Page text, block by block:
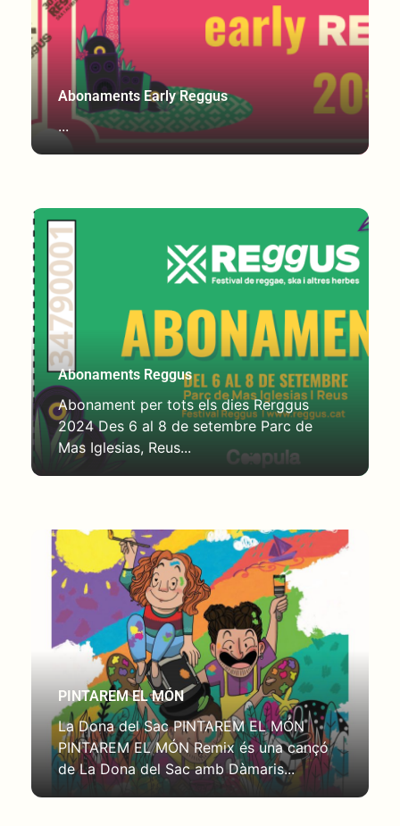
Abonaments Early Reggus
...
Abonaments Reggus
Abonament per tots els dies Rerggus
2024 Des 6 al 8 de setembre Parc de
Mas Iglesias, Reus...
PINTAREM EL MÓN
La Dona del Sac PINTAREM EL MÓN
PINTAREM EL MÓN Remix és una cançó
de La Dona del Sac amb Dàmaris...